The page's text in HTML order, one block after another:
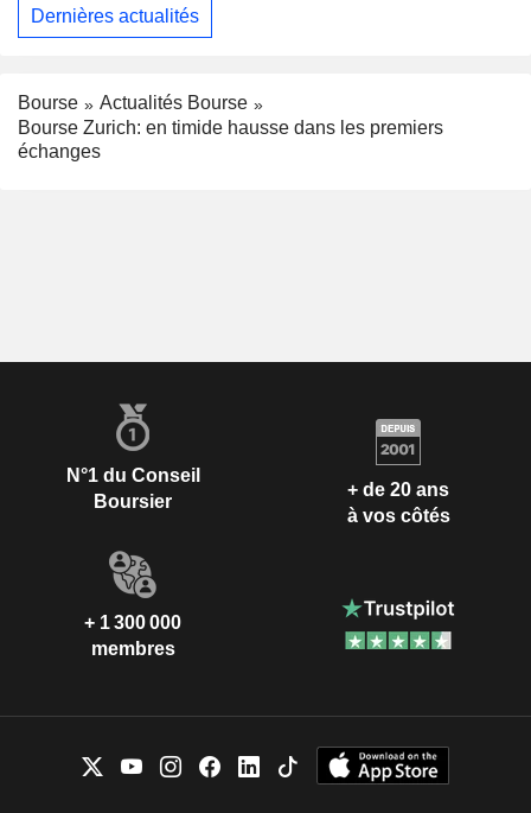
Dernières actualités
Bourse
Actualités Bourse
Bourse Zurich: en timide hausse dans les premiers
échanges
N°1 du Conseil
Boursier
+ de 20 ans
à vos côtés
+ 1 300 000
membres